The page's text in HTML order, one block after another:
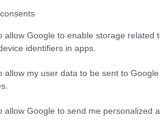
allow Google to enable storage related
identifiers in apps.
allow my user data to be sent to
allow Google to send me personalized
Instant izraeli
reptereken